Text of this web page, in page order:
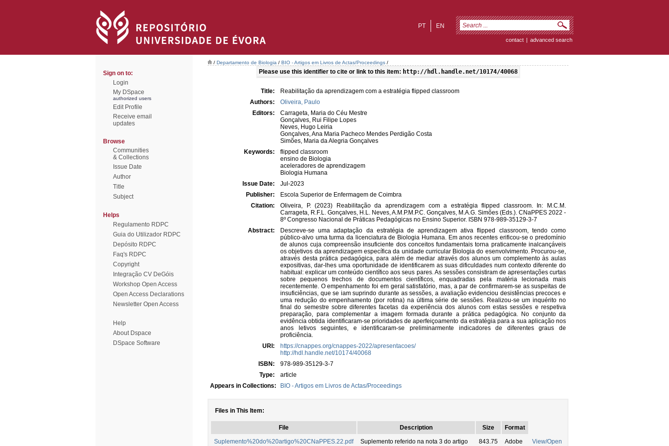
EN
PT
contact | advanced search
Sign on to:
Login
My DSpace
authorized users
Edit Profile
Receive email
updates
Browse
Communities
& Collections
Issue Date
Author
Title
Subject
Helps
Regulamento RDPC
Guia do Utilizador RDPC
Depósito RDPC
Faq's RDPC
Copyright
Integração CV DeGóis
Workshop Open Access
Open Access Declarations
Newsletter Open Access
Help
About Dspace
DSpace Software
/ Departamento de Biologia / BIO - Artigos em Livros de Actas/Proceedings /
Please use this identifier to cite or link to this item: http://hdl.handle.net/10174/40068
Title:
Reabilitação da aprendizagem com a estratégia flipped classroom
Authors:
Oliveira, Paulo
Editors:
Carrageta, Maria do Céu Mestre
Gonçalves, Rui Filipe Lopes
Neves, Hugo Leiria
Gonçalves, Ana Maria Pacheco Mendes Perdigão Costa
Simões, Maria da Alegria Gonçalves
Keywords:
flipped classroom
ensino de Biologia
aceleradores de aprendizagem
Biologia Humana
Issue Date:
Jul-2023
Publisher:
Escola Superior de Enfermagem de Coimbra
Citation:
Oliveira, P. (2023) Reabilitação da aprendizagem com a estratégia flipped classroom. In: M.C.M.
Carrageta, R.F.L. Gonçalves, H.L. Neves, A.M.P.M.P.C. Gonçalves, M.A.G. Simões (Eds.). CNaPPES 2022 -
8º Congresso Nacional de Práticas Pedagógicas no Ensino Superior. ISBN 978-989-35129-3-7
Abstract:
Descreve-se uma adaptação da estratégia de aprendizagem ativa flipped classroom, tendo como
público-alvo uma turma da licenciatura de Biologia Humana. Em anos recentes erificou-se o predomínio
de alunos cuja compreensão insuficiente dos conceitos fundamentais torna praticamente inalcançáveis
os objetivos da aprendizagem específica da unidade curricular Biologia do esenvolvimento. Procurou-se,
através desta prática pedagógica, para além de mediar através dos alunos um complemento às aulas
expositivas, dar-lhes uma oportunidade de identificarem as suas dificuldades num contexto diferente do
habitual: explicar um conteúdo científico aos seus pares. As sessões consistiram de apresentações curtas
sobre pequenos trechos de documentos científicos, enquadradas pela matéria lecionada mais
recentemente. O empenhamento foi em geral satisfatório, mas, a par de confirmarem-se as suspeitas de
insuficiências, que se iam suprindo durante as sessões, a avaliação evidenciou desistências precoces e
uma redução do empenhamento (por rotina) na última série de sessões. Realizou-se um inquérito no
final do semestre sobre diferentes facetas da experiência dos alunos com estas sessões e respetiva
preparação, para complementar a imagem formada durante a prática pedagógica. No conjunto da
evidência obtida identificaram-se prioridades de aperfeiçoamento da estratégia para a sua aplicação nos
anos letivos seguintes, e identificaram-se preliminarmente indicadores de diferentes graus de
proficiência.
URI:
https://cnappes.org/cnappes-2022/apresentacoes/
http://hdl.handle.net/10174/40068
ISBN:
978-989-35129-3-7
Type:
article
Appears in Collections:
BIO - Artigos em Livros de Actas/Proceedings
Files in This Item:
File Description Size
Format
Suplemento%20do%20artigo%20CNaPPES.22.pdf
Suplemento referido na nota 3 do artigo
843.75
Adobe
View/Open